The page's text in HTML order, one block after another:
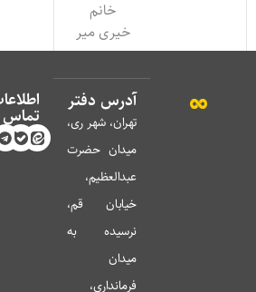
خانم
خیری میر
آدرس دفتر
تهران، شهر ری،
میدان حضرت
عبدالعظیم،
خیابان قم،
نرسیده به
میدان
فرمانداری،
اطلاعات
تماس